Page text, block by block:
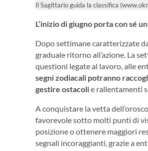
Il Sagittario guida la classifica
L’inizio di giugno porta con sé
Dopo settimane caratterizzate
graduale ritorno all’azione. La
questioni legate al lavoro, alle
segni zodiacali potranno
gestire ostacolie rallentamenti
A conquistare la vetta
favorevole sotto molti punti di
posizione o ottenere maggiori
segnali incoraggianti, grazie a